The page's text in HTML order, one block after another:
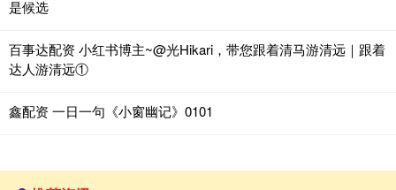
是候选
百事达配资 小红书博主~@光Hikari，带您跟着清马游清远｜跟着
达人游清远①
鑫配资 一日一句《小窗幽记》0101